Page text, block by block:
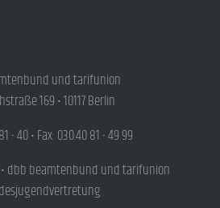
und tarifunion
169 • 10117 Berlin
- 40 • Fax: 030.40 81 - 49 99
dbb beamtenbund und tarifunion